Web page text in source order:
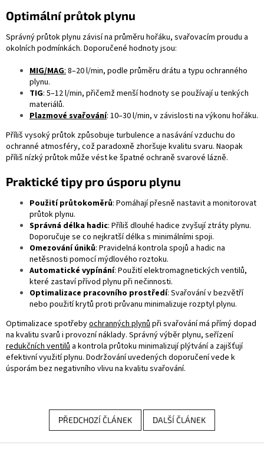
Optimální průtok plynu
Správný průtok plynu závisí na průměru hořáku, svařovacím proudu a
okolních podmínkách. Doporučené hodnoty jsou:
MIG/MAG: 8–20 l/min, podle průměru drátu a typu ochranného
plynu.
TIG: 5–12 l/min, přičemž menší hodnoty se používají u tenkých
materiálů.
Plazmové svařování: 10–30 l/min, v závislosti na výkonu hořáku.
Příliš vysoký průtok způsobuje turbulence a nasávání vzduchu do
ochranné atmosféry, což paradoxně zhoršuje kvalitu svaru. Naopak
příliš nízký průtok může vést ke špatné ochraně svarové lázně.
Praktické tipy pro úsporu plynu
Použití průtokoměrů: Pomáhají přesně nastavit a monitorovat
průtok plynu.
Správná délka hadic: Příliš dlouhé hadice zvyšují ztráty plynu.
Doporučuje se co nejkratší délka s minimálními spoji.
Omezování úniků: Pravidelná kontrola spojů a hadic na
netěsnosti pomocí mýdlového roztoku.
Automatické vypínání: Použití elektromagnetických ventilů,
které zastaví přívod plynu při nečinnosti.
Optimalizace pracovního prostředí: Svařování v bezvětří
nebo použití krytů proti průvanu minimalizuje rozptyl plynu.
Optimalizace spotřebyochranných plynů při svařování má přímý dopad
na kvalitu svarů i provozní náklady. Správný výběr plynu, seřízení
redukčních ventilů a kontrola průtoku minimalizují plýtvání a zajišťují
efektivní využití plynu. Dodržování uvedených doporučení vede k
úsporám bez negativního vlivu na kvalitu svařování.
PŘEDCHOZÍ ČLÁNEK DALŠÍ ČLÁNEK